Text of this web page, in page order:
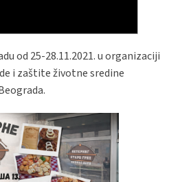
od 25-28.11.2021. u organizaciji
i zaštite životne sredine